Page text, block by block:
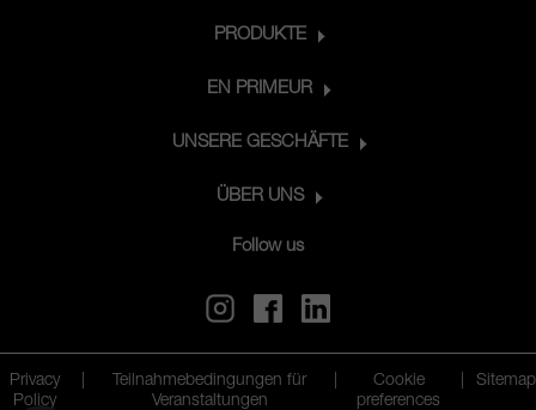
PRODUKTE
EN PRIMEUR
UNSERE GESCHÄFTE
ÜBER UNS
Follow us
Privacy
Policy
Teilnahmebedingungen für
Veranstaltungen
Cookie
preferences
Sitemap